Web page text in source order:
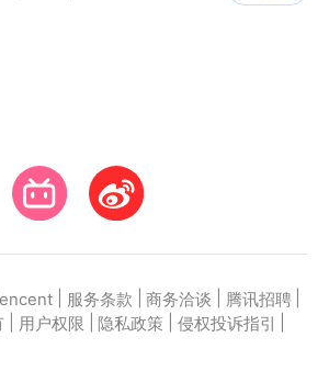
服务条款 商务洽谈 腾讯招聘
用户权限 隐私政策 侵权投诉指引